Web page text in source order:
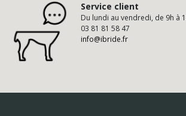
Service client
Du lundi au vendredi, de 9h à
03 81 81 58 47
info@ibride.fr